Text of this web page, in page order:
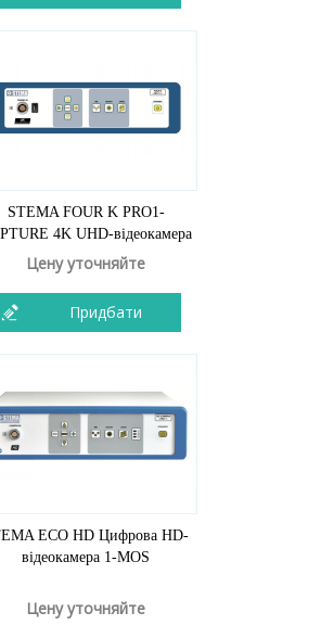
STEMA FOUR K PRO1-
4K UHD-відеокамера
Цену уточняйте
Придбати
ECO HD Цифрова HD-
відеокамера 1-MOS
Цену уточняйте